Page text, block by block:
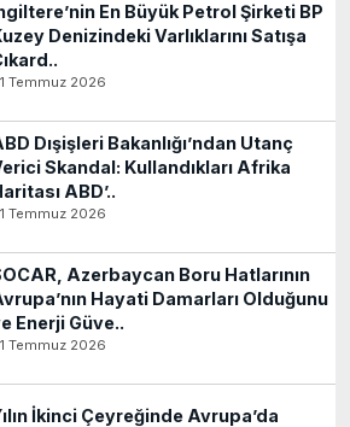
En Büyük Petrol Şirketi BP
Denizindeki Varlıklarını Satışa
Temmuz 2026
Dışişleri Bakanlığı’ndan Utanç
Skandal: Kullandıkları Afrika
ABD’..
Temmuz 2026
Azerbaycan Boru Hatlarının
Hayati Damarları Olduğunu
Enerji Güve..
Temmuz 2026
İkinci Çeyreğinde Avrupa’da